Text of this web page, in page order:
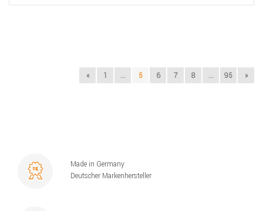
« 1 ... 5 6 7 8 ... 95 »
Made in Germany
Deutscher Markenhersteller